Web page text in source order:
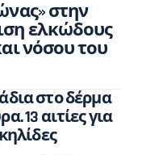
στην
ελκώδους
νόσου του
στο δέρμα
13 αιτίες για